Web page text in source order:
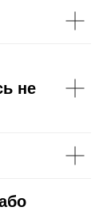
не